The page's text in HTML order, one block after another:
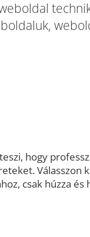
hogy
Válasszon
csak húzza